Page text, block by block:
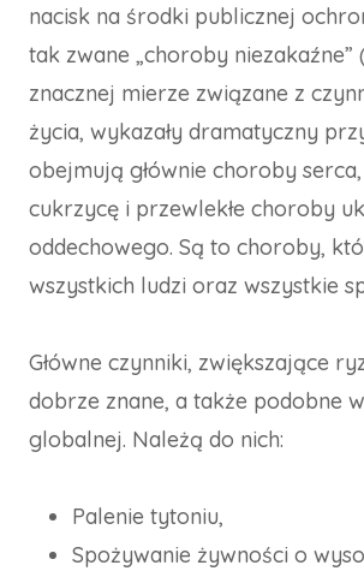
nacisk na środki publicznej
tak zwane „choroby niezakaźne”
znacznej mierze związane z
życia, wykazały dramatyczny
obejmują głównie choroby
cukrzycę i przewlekłe choroby
oddechowego. Są to choroby,
wszystkich ludzi oraz wszystkie
Główne czynniki, zwiększające
dobrze znane, a także podobne
globalnej. Należą do nich:
Palenie tytoniu,
Spożywanie żywności o